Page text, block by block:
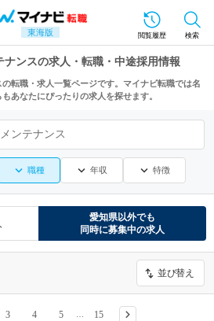
東海版 閲覧履歴 検索
ンスの求人・転職・中途採用情報
転職・求人一覧ページです。マイナビ転職では名
あなたにぴったりの求人を探せます。
ンテナンス
職種 年収 特徴
愛知県以外でも
同時に募集中の求人
並び替え
3 4 5 15